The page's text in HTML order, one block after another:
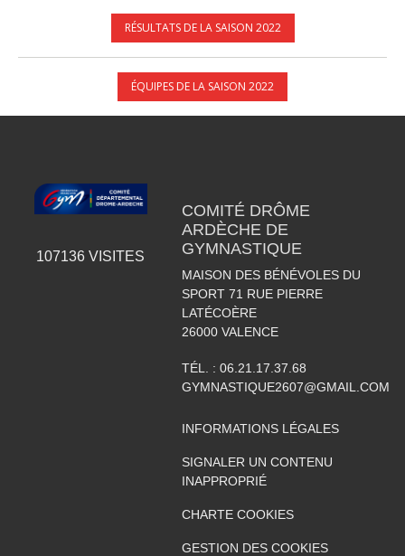
RÉSULTATS DE LA SAISON 2022
ÉQUIPES DE LA SAISON 2022
107136 VISITES
COMITÉ DRÔME
ARDÈCHE DE
GYMNASTIQUE
MAISON DES BÉNÉVOLES DU
SPORT 71 RUE PIERRE
LATÉCOÈRE
26000 VALENCE
TÉL. : 06.21.17.37.68
GYMNASTIQUE2607@GMAIL.COM
INFORMATIONS LÉGALES
SIGNALER UN CONTENU
INAPPROPRIÉ
CHARTE COOKIES
GESTION DES COOKIES